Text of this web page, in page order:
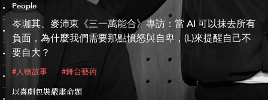
People
岑珈其、麥沛東《三一萬能合》專訪：當 AI 可以抹去所有
負面，為什麼我們需要那點憤怒與自卑，(L)來提醒自己不
要自大？
#人物故事 #舞台藝術
以喜劇包裝嚴肅命題